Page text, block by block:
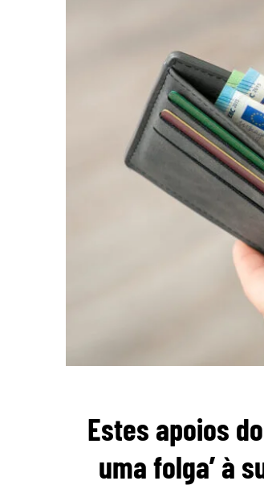
Estes apoios
uma folga’ à